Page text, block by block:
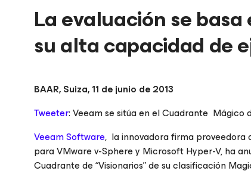
La evaluación se
su alta capacidad de
BAAR, Suiza, 11 de junio de 2013
Tweeter: Veeam se sitúa en el Cuadrante Mágico
Veeam Software, la innovadora firma proveedora
para VMware v-Sphere y Microsoft Hyper-V, ha
Cuadrante de “Visionarios” de su clasificación